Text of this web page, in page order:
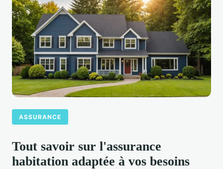
ASSURANCE
Tout savoir sur l'assurance
habitation adaptée à vos besoins